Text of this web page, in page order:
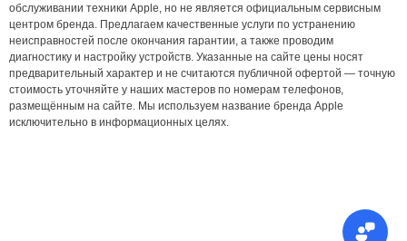
обслуживании техники Apple, но не является официальным сервисным
центром бренда. Предлагаем качественные услуги по устранению
неисправностей после окончания гарантии, а также проводим
диагностику и настройку устройств. Указанные на сайте цены носят
предварительный характер и не считаются публичной офертой — точную
стоимость уточняйте у наших мастеров по номерам телефонов,
размещённым на сайте. Мы используем название бренда Apple
исключительно в информационных целях.